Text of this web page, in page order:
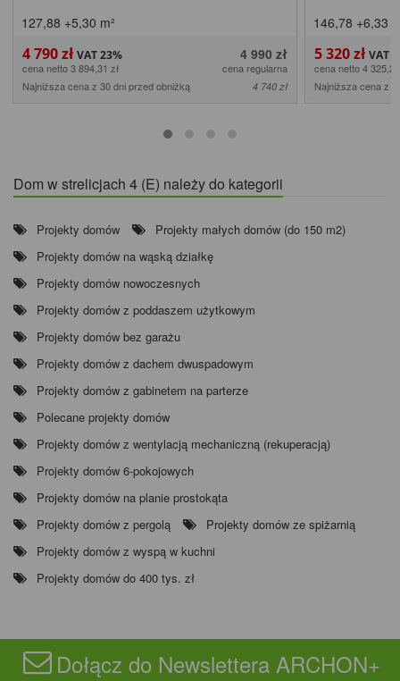
127,88 +5,30 m²
4 790 zł 4 990 zł
cena netto 3 894,31 zł
cena regularna
Najniższa cena z 30 dni przed obniżką
4 740 zł
146,78 +6,33
5 320 zł
cena netto 4
Najniższa cena z
Dom w strelicjach 4 (E) należy do kategorii
Projekty domów
Projekty małych domów (do 150 m2)
Projekty domów na wąską działkę
Projekty domów nowoczesnych
Projekty domów z poddaszem użytkowym
Projekty domów bez garażu
Projekty domów z dachem dwuspadowym
Projekty domów z gabinetem na parterze
Polecane projekty domów
Projekty domów z wentylacją mechaniczną (rekuperacją)
Projekty domów 6-pokojowych
Projekty domów na planie prostokąta
Projekty domów z pergolą
Projekty domów ze spiżarnią
Projekty domów z wyspą w kuchni
Projekty domów do 400 tys. zł
Dołącz do Newslettera ARCHON+